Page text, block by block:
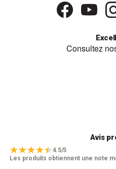
Avis
4.5/5
Les produits obtiennent une note